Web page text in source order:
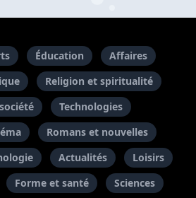
Éducation
Affaires
Religion et spiritualité
Technologies
Romans et nouvelles
Actualités
Loisirs
Forme et santé Sciences